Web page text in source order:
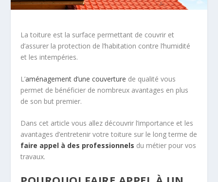
La toiture est la surface permettant de couvrir et
d’assurer la protection de l’habitation contre l’humidité
et les intempéries.
L’aménagement d’une couverture de qualité vous
permet de bénéficier de nombreux avantages en plus
de son but premier.
Dans cet article vous allez découvrir l’importance et les
avantages d’entretenir votre toiture sur le long terme de
faire appel à des professionnels du métier pour vos
travaux.